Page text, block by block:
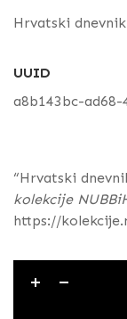
Hrvatski
UUID
a8b143bc-ad68-
“Hrvatski
kolekcije
https://